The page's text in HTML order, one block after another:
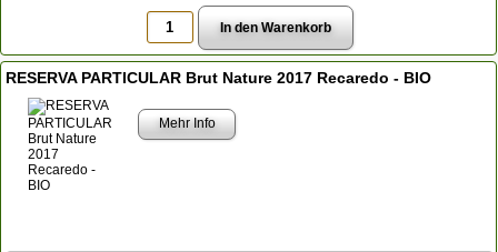
RESERVA PARTICULAR Brut Nature 2017 Recaredo - BIO
Mehr Info